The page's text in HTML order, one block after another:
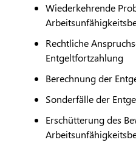
Wiederkehrende
Rechtliche
Entgeltfortzahlung
Berechnung der
Sonderfälle der
Erschütterung des